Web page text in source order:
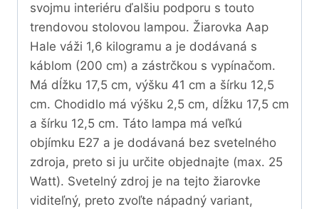
svojmu interiéru ďalšiu podporu s touto
trendovou stolovou lampou. Žiarovka Aap
Hale váži 1,6 kilogramu a je dodávaná s
káblom (200 cm) a zástrčkou s vypínačom.
Má dĺžku 17,5 cm, výšku 41 cm a šírku 12,5
cm. Chodidlo má výšku 2,5 cm, dĺžku 17,5 cm
a šírku 12,5 cm. Táto lampa má veľkú
objímku E27 a je dodávaná bez svetelného
zdroja, preto si ju určite objednajte (max. 25
Watt). Svetelný zdroj je na tejto žiarovke
viditeľný, preto zvoľte nápadný variant,